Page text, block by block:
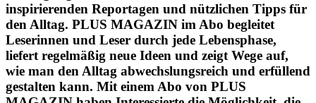
inspirierenden Reportagen und nützlichen Tipps für
den Alltag. PLUS MAGAZIN im Abo begleitet
Leserinnen und Leser durch jede Lebensphase,
liefert regelmäßig neue Ideen und zeigt Wege auf,
wie man den Alltag abwechslungsreich und erfüllend
gestalten kann. Mit einem Abo von PLUS